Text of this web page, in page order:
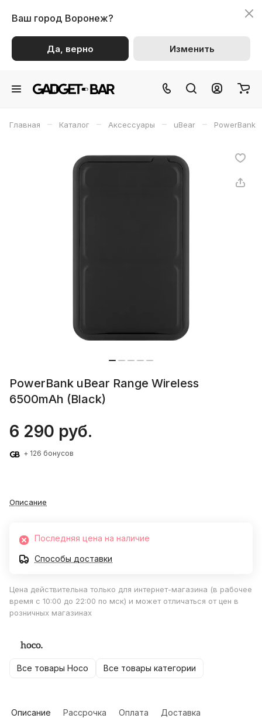
Ваш город Воронеж?
Да, верно Изменить
Главная – Каталог – Аксессуары – uBear – PowerBank
PowerBank uBear Range Wireless
6500mAh (Black)
6 290 руб.
+ 126 бонусов
Описание
Последняя цена на наличие
Способы доставки
Цена действительна только для интернет-магазина (в рабочее
время с 10:00 до 22:00 по мск) и может отличаться от цен в
розничных магазинах
Все товары Hoco Все товары категории
Описание Рассрочка Оплата Доставка